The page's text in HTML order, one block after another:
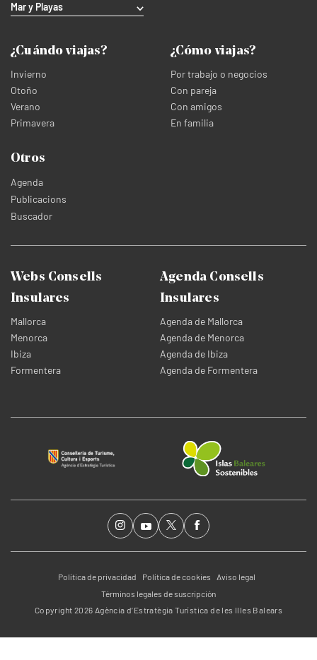
Mar y Playas
¿Cuándo viajas?
Invierno
Otoño
Verano
Primavera
¿Cómo viajas?
Por trabajo o negocios
Con pareja
Con amigos
En familia
Otros
Agenda
Publicacions
Buscador
Webs Consells
Insulares
Mallorca
Menorca
Ibiza
Formentera
Agenda Consells
Insulares
Agenda de Mallorca
Agenda de Menorca
Agenda de Ibiza
Agenda de Formentera
Política de privacidad Política de cookies
Aviso legal
Términos legales de suscripción
Copyright 2026 Agència d’Estratègia Turística de les Illes Balears